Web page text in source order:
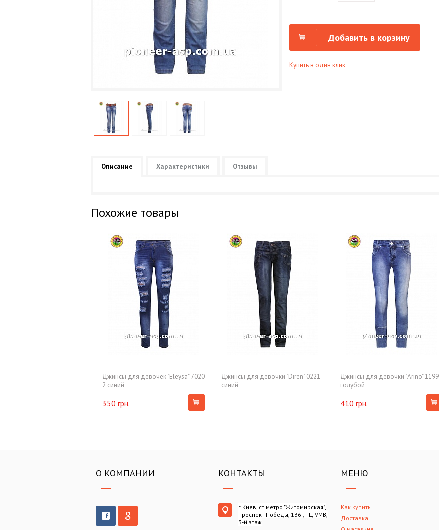
Добавить в корзину
Купить в один клик
Описание Характеристики Отзывы
Похожие товары
Джинсы для девочек "Eleysa" 7020-
2 синий
350 грн.
Джинсы для девочки "Diren" 0221
синий
Джинсы для девочки "Arino" 1199
голубой
410 грн.
О КОМПАНИИ КОНТАКТЫ
г.Киев, ст.метро "Житомирская",
проспект Победы, 136 , ТЦ VMB,
3-й этаж
МЕНЮ
Как купить
Доставка